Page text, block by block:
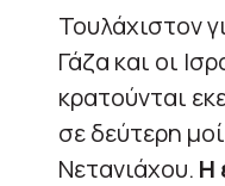
Τουλάχιστον
Γάζα και οι
κρατούνται
σε δεύτερη
Νετανιάχου. Η